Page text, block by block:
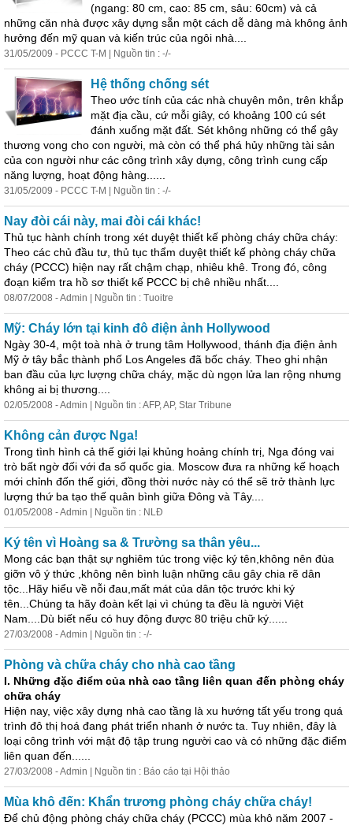
(ngang: 80 cm, cao: 85 cm, sâu: 60cm) và cả
những căn nhà được xây dựng sẵn một cách dễ dàng mà không ảnh
hưởng đến mỹ quan và kiến trúc của ngôi nhà....
31/05/2009 - PCCC T-M | Nguồn tin : -/-
Hệ thống chống sét
Theo ước tính của các nhà chuyên môn, trên khắp
mặt địa cầu, cứ mỗi giây, có khoảng 100 cú sét
đánh xuống mặt đất. Sét không những có thể gây
thương vong cho con người, mà còn có thể phá hủy những tài sản
của con người như các công trình xây dựng , công trình cung cấp
năng lượng, hoạt động hàng......
31/05/2009 - PCCC T-M | Nguồn tin : -/-
Nay đòi cái này, mai đòi cái khác!
Thủ tục hành chính trong xét duyệt thiết kế phòng cháy chữa cháy:
Theo các chủ đầu tư, thủ tục thẩm duyệt thiết kế phòng cháy chữa
cháy (PCCC) hiện nay rất chậm chạp, nhiêu khê. Trong đó, công
đoạn kiểm tra hồ sơ thiết kế PCCC bị chê nhiều nhất....
08/07/2008 - Admin | Nguồn tin : Tuoitre
Mỹ: Cháy lớn tại kinh đô điện ảnh Hollywood
Ngày 30-4, một toà nhà ở trung tâm Hollywood, thánh địa điện ảnh
Mỹ ở tây bắc thành phố Los Angeles đã bốc cháy. Theo ghi nhận
ban đầu của lực lượng chữa cháy, mặc dù ngọn lửa lan rộng nhưng
không ai bị thương....
02/05/2008 - Admin | Nguồn tin : AFP, AP, Star Tribune
Không cản được Nga!
Trong tình hình cả thế giới lại khủng hoảng chính trị, Nga đóng vai
trò bất ngờ đối với đa số quốc gia. Moscow đưa ra những kế hoạch
mới chỉnh đốn thế giới, đồng thời nước này có thể sẽ trở thành lực
lượng thứ ba tạo thế quân bình giữa Đông và Tây....
01/05/2008 - Admin | Nguồn tin : NLĐ
Ký tên vì Hoàng sa & Trường sa thân yêu...
Mong các bạn thật sự nghiêm túc trong việc ký tên,không nên đùa
giỡn vô ý thức ,không nên bình luận những câu gây chia rẽ dân
tộc...Hãy hiểu về nỗi đau,mất mát của dân tộc trước khi ký
tên...Chúng ta hãy đoàn kết lại vì chúng ta đều là người Việt
Nam....Dù biết nếu có huy động được 80 triệu chữ ký......
27/03/2008 - Admin | Nguồn tin : -/-
Phòng và chữa cháy cho nhà cao tầng
I. Những đặc điểm của nhà cao tầng liên quan đến phòng cháy
chữa cháy
Hiện nay, việc xây dựng nhà cao tầng là xu hướng tất yếu trong quá
trình đô thị hoá đang phát triển nhanh ở nước ta. Tuy nhiên, đây là
loại công trình với mật độ tập trung người cao và có những đặc điểm
liên quan đến......
27/03/2008 - Admin | Nguồn tin : Báo cáo tại Hội thảo
Mùa khô đến: Khẩn trương phòng cháy chữa cháy!
Để chủ động phòng cháy chữa cháy (PCCC) mùa khô năm 2007 -